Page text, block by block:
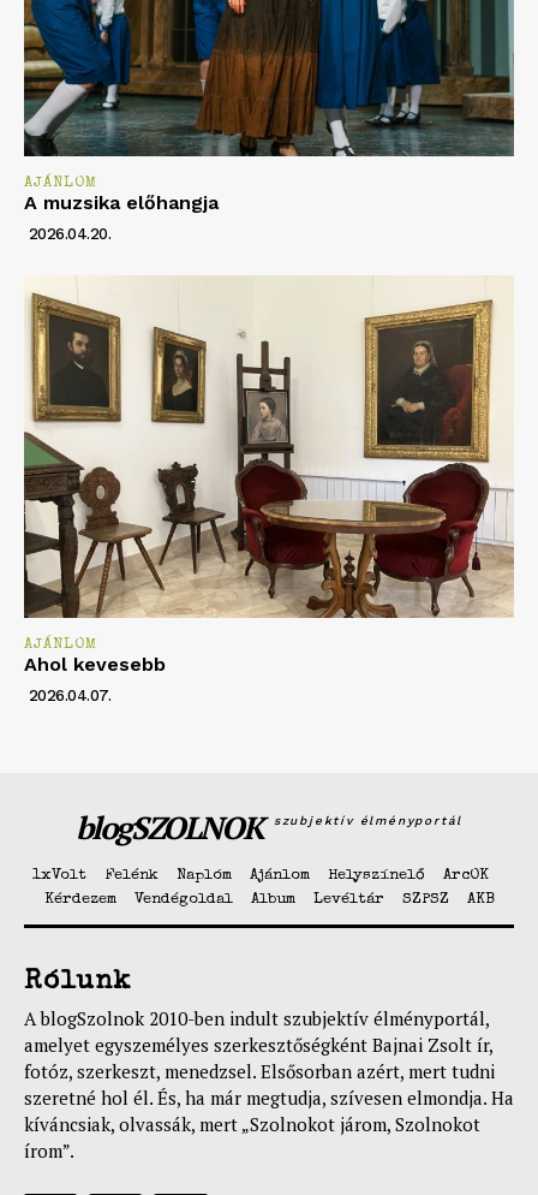
AJÁNLOM
A muzsika előhangja
2026.04.20.
AJÁNLOM
Ahol kevesebb
2026.04.07.
blogSZOLNOK szubjektív élményportál
1xVolt Felénk Naplóm Ajánlom Helyszínelő
ArcOK
Kérdezem
Vendégoldal Album Levéltár SZPSZ AKB
Rólunk
A blogSzolnok 2010-ben indult szubjektív élményportál,
amelyet egyszemélyes szerkesztőségként Bajnai Zsolt ír,
fotóz, szerkeszt, menedzsel. Elsősorban azért, mert tudni
szeretné hol él. És, ha már megtudja, szívesen elmondja. Ha
kíváncsiak, olvassák, mert „Szolnokot járom, Szolnokot
írom”.